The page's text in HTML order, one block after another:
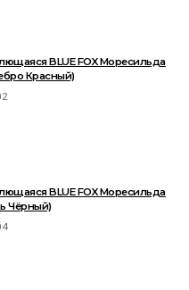
BLUE FOX Моресильда
Красный)
BLUE FOX Моресильда
Чёрный)